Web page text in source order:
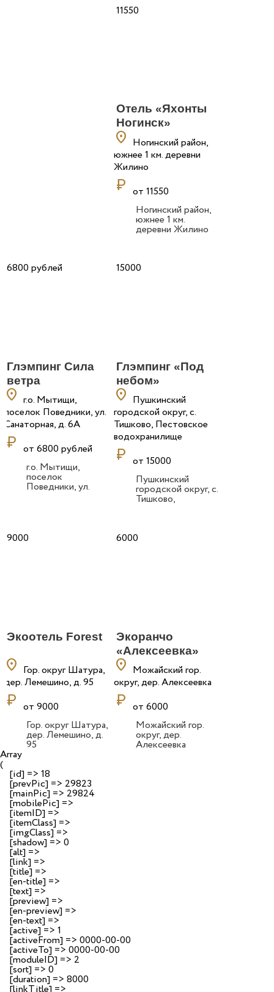
11550
Отель «Яхонты
Ногинск»
location_on Ногинский район,
южнее 1 км. деревни
Жилино
currency_ruble от 11550
Ногинский район,
южнее 1 км.
деревни Жилино
6800 рублей
Глэмпинг Сила
ветра
location_on г.о. Мытищи,
поселок Поведники, ул.
Санаторная, д. 6А
currency_ruble от 6800 рублей
г.о. Мытищи,
поселок
Поведники, ул.
15000
Глэмпинг «Под
небом»
location_on Пушкинский
городской округ, с.
Тишково, Пестовское
водохранилище
currency_ruble от 15000
Пушкинский
городской округ, с.
Тишково,
9000
Экоотель Forest
location_on Гор. округ Шатура,
дер. Лемешино, д. 95
currency_ruble от 9000
Гор. округ Шатура,
дер. Лемешино, д.
95
6000
Экоранчо
«Алексеевка»
location_on Можайский гор.
округ, дер. Алексеевка
currency_ruble от 6000
Можайский гор.
округ, дер.
Алексеевка
Array
(
    [id] => 18
    [prevPic] => 29823
    [mainPic] => 29824
    [mobilePic] =>
    [itemID] =>
    [itemClass] =>
    [imgClass] =>
    [shadow] => 0
    [alt] =>
    [link] =>
    [title] =>
    [en-title] =>
    [text] =>
    [preview] =>
    [en-preview] =>
    [en-text] =>
    [active] => 1
    [activeFrom] => 0000-00-00
    [activeTo] => 0000-00-00
    [moduleID] => 2
    [sort] => 0
    [duration] => 8000